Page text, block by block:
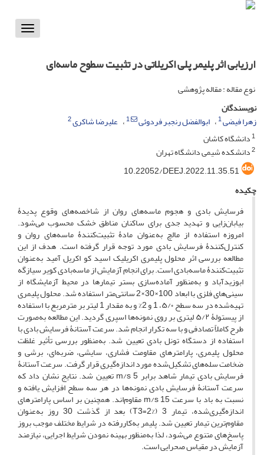
Toggle
ارزیابی اثر پلیمر پلی اکریلاتی در تثبیت سطوح ماسه‌ای
نوع مقاله : مقاله پژوهشی
نویسندگان
زهرا فیضی1 ابوالفضل رنجبر فردوئی 1 علیرضا شاکری2
1دانشگاه کاشان
2دانشکده شیمی دانشگاه تهران
10.22052/DEEJ.2022.11.35.51
چکیده
فرسایش بادی و هجوم ماسه‌های روان از شاخصه‌های وقوع پدیدۀ
بیابان‌زایی و تهدید جدی برای ساکنان مناطق خشک محسوب می‌شود.
امروزه استفاده از مالچ به‌عنوان مادۀ تثبیت‌کنندۀ ماسه‌های روان و
کنترل‌کنندۀ فرسایش بادی مورد توجه قرار گرفته است. هدف از این
مطالعه بررسی اثر محلول پلیمری اکریلیک اسید کو اکریل آمید به‌عنوان
تثبیت‌کنندۀ ماسه‌بادی است. برای انجام آزمایش از ماسه‌بادی کویر سیازگه
ابوزیدآباد و به‌منظور آماده‌سازی بستر تیمارها در محیط آزمایشگاه از
سینی‌های فلزی با ابعاد 100×30×2 سانتی‌متر استفاده شد. محلول پلیمری
تهیه‌شده در سه سطح ۵/۰، 1 و 2% و به مقدار 1 لیتر بر مترمربع با استفاده
از پیستولۀ ۵/۲ لیتری بر روی نمونه‌ها اسپری گردید. این مطالعه به‌صورت
طرح کاملاً تصادفی و با سه تکرار انجام شد. سرعت آستانۀ فرسایش بادی با
استفاده از دستگاه تونل بادی تعیین شد. به‌منظور بررسی تأثیر غلظت
محلول پلیمری، پارامترهای مقاومت فشاری، سایشی، ضربه‌ای، برشی و
ضخامت سله‌های تشکیل‌شده مورد اندازه‌گیری قرار گرفت. سرعت آستانۀ
فرسایش بادی تیمار شاهد برابر m/s 5 تعیین شد. نتایج نشان داد که
سرعت آستانۀ فرسایش بادی نمونه‌ها در هر سه سطح افزایش یافته و
نسبت به باد با سرعت m/s 15 مقاوم‌اند. همچنین بر اساس پارامترهای
اندازه‌گیری‌شده، تیمار 3 (T3=2%) بعد از گذشت 30 روز به‌عنوان
مقاوم‌ترین تیمار تعیین شد. پلیمر به‌کاررفته در شرایط مختلف موجب بروز
پاسخ‌های متنوع می‌شود، لذا به‌منظور بهینه نمودن شرایط اجرایی، نیازمند
آزمایش در مقیاس صحرایی است.